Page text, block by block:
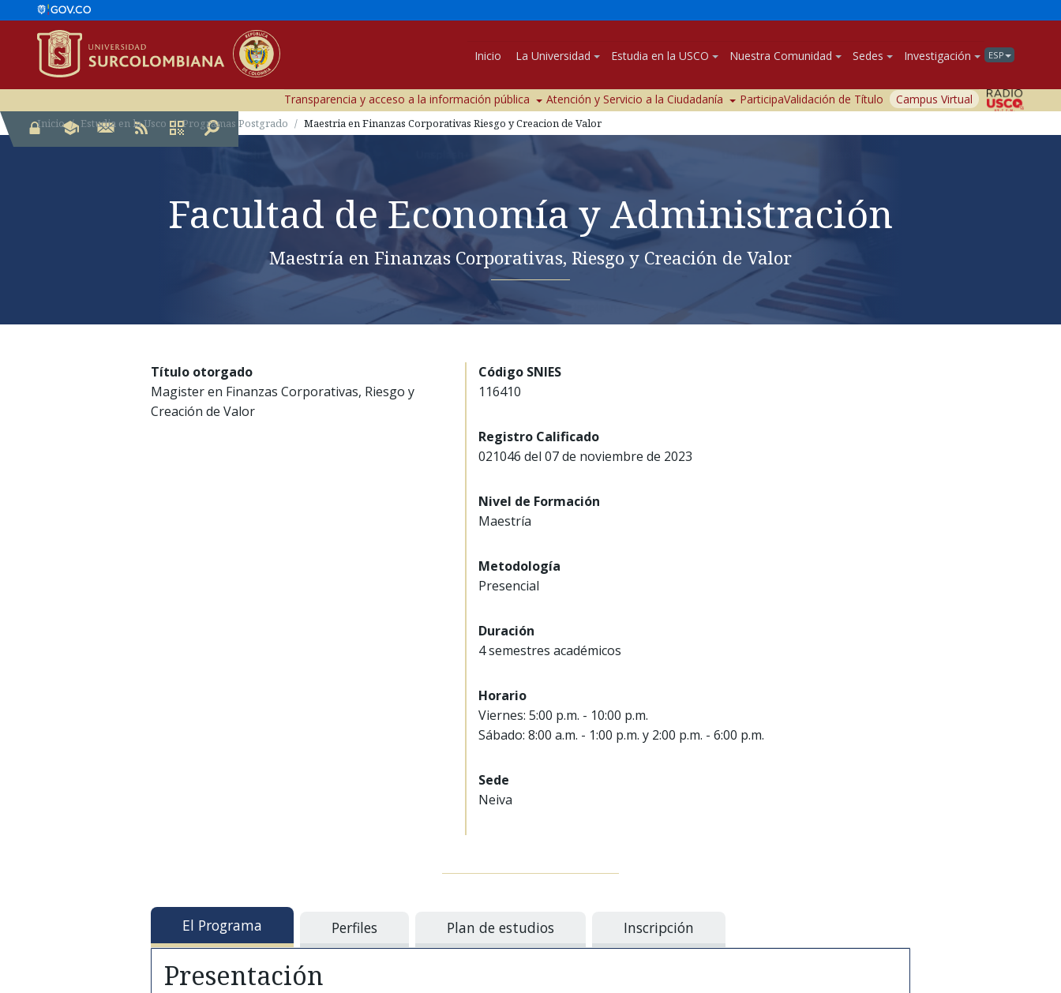
Inicio La Universidad Estudia en la USCO Nuestra Comunidad Sedes Investigación ESP
Transparencia y acceso a la información pública Atención y Servicio a la Ciudadanía ParticipaValidación de Título Campus Virtual
Inicio Estudia en la Usco Programas Postgrado Maestria en Finanzas Corporativas Riesgo y Creacion de Valor
Facultad de Economía y Administración
Maestría en Finanzas Corporativas, Riesgo y Creación de Valor
Título otorgado
Magister en Finanzas Corporativas, Riesgo y
Creación de Valor
Código SNIES
116410
Registro Calificado
021046 del 07 de noviembre de 2023
Nivel de Formación
Maestría
Metodología
Presencial
Duración
4 semestres académicos
Horario
Viernes: 5:00 p.m. - 10:00 p.m.
Sábado: 8:00 a.m. - 1:00 p.m. y 2:00 p.m. - 6:00 p.m.
Sede
Neiva
El Programa Perfiles Plan de estudios Inscripción
Presentación